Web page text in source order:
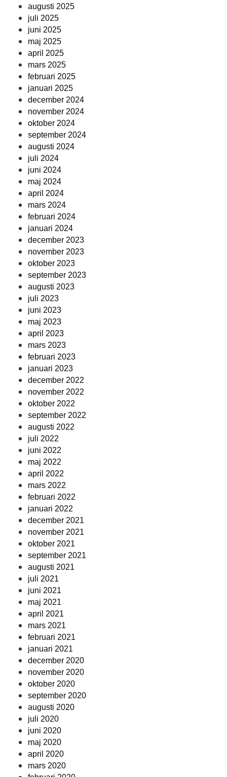
augusti 2025
juli 2025
juni 2025
maj 2025
april 2025
mars 2025
februari 2025
januari 2025
december 2024
november 2024
oktober 2024
september 2024
augusti 2024
juli 2024
juni 2024
maj 2024
april 2024
mars 2024
februari 2024
januari 2024
december 2023
november 2023
oktober 2023
september 2023
augusti 2023
juli 2023
juni 2023
maj 2023
april 2023
mars 2023
februari 2023
januari 2023
december 2022
november 2022
oktober 2022
september 2022
augusti 2022
juli 2022
juni 2022
maj 2022
april 2022
mars 2022
februari 2022
januari 2022
december 2021
november 2021
oktober 2021
september 2021
augusti 2021
juli 2021
juni 2021
maj 2021
april 2021
mars 2021
februari 2021
januari 2021
december 2020
november 2020
oktober 2020
september 2020
augusti 2020
juli 2020
juni 2020
maj 2020
april 2020
mars 2020